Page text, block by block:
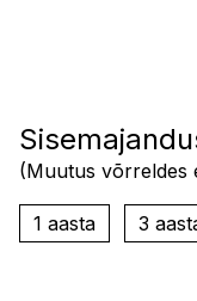
(Muutus võrreldes
1 aasta 3